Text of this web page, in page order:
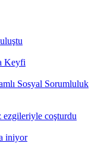
Keyfi
Sosyal Sorumluluk
coşturdu
iniyor